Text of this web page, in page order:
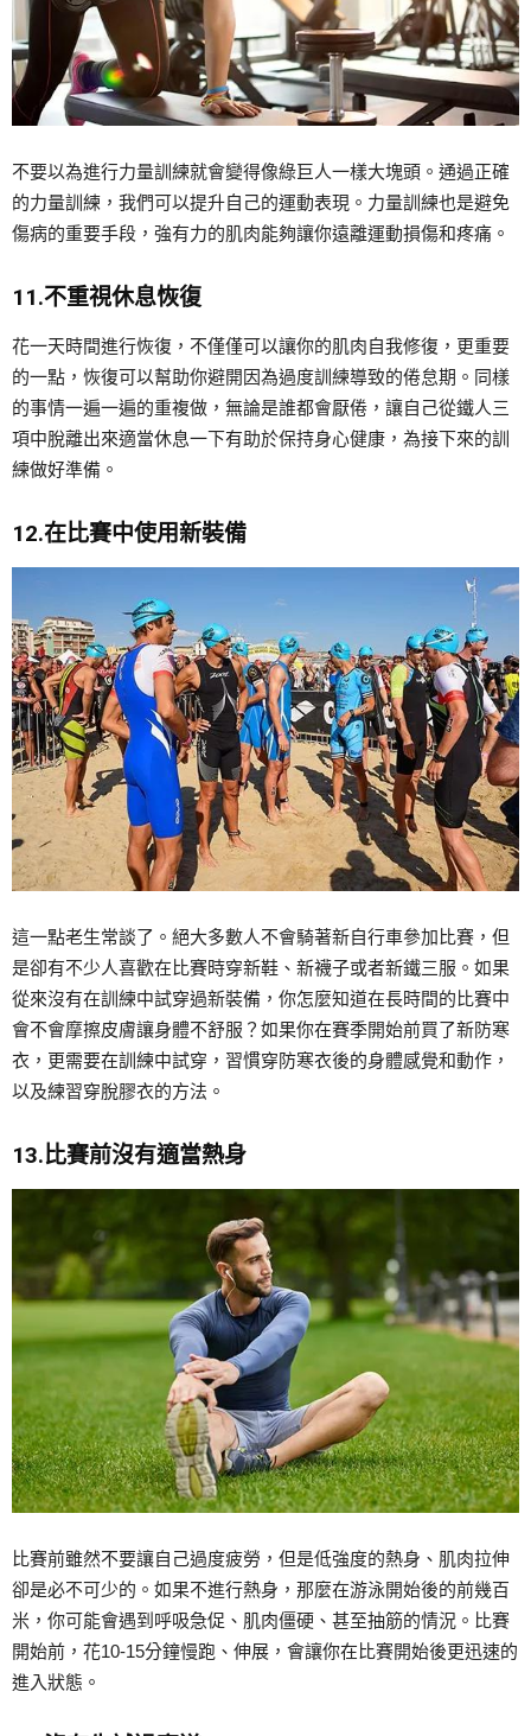
不要以為進行力量訓練就會變得像綠巨人一樣大塊頭。通過正確
的力量訓練，我們可以提升自己的運動表現。力量訓練也是避免
傷病的重要手段，強有力的肌肉能夠讓你遠離運動損傷和疼痛。
11.不重視休息恢復
花一天時間進行恢復，不僅僅可以讓你的肌肉自我修復，更重要
的一點，恢復可以幫助你避開因為過度訓練導致的倦怠期。同樣
的事情一遍一遍的重複做，無論是誰都會厭倦，讓自己從鐵人三
項中脫離出來適當休息一下有助於保持身心健康，為接下來的訓
練做好準備。
12.在比賽中使用新裝備
這一點老生常談了。絕大多數人不會騎著新自行車參加比賽，但
是卻有不少人喜歡在比賽時穿新鞋、新襪子或者新鐵三服。如果
從來沒有在訓練中試穿過新裝備，你怎麼知道在長時間的比賽中
會不會摩擦皮膚讓身體不舒服？如果你在賽季開始前買了新防寒
衣，更需要在訓練中試穿，習慣穿防寒衣後的身體感覺和動作，
以及練習穿脫膠衣的方法。
13.比賽前沒有適當熱身
比賽前雖然不要讓自己過度疲勞，但是低強度的熱身、肌肉拉伸
卻是必不可少的。如果不進行熱身，那麼在游泳開始後的前幾百
米，你可能會遇到呼吸急促、肌肉僵硬、甚至抽筋的情況。比賽
開始前，花10-15分鐘慢跑、伸展，會讓你在比賽開始後更迅速的
進入狀態。